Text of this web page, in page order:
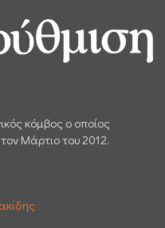
κόμβος ο οποίος
Μάρτιο του 2012.